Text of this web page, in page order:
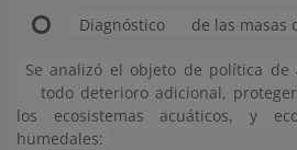
Diagnóstico de las masas
Se analizó el objeto de política de
todo deterioro adicional,
los ecosistemas acuáticos, y
humedales: